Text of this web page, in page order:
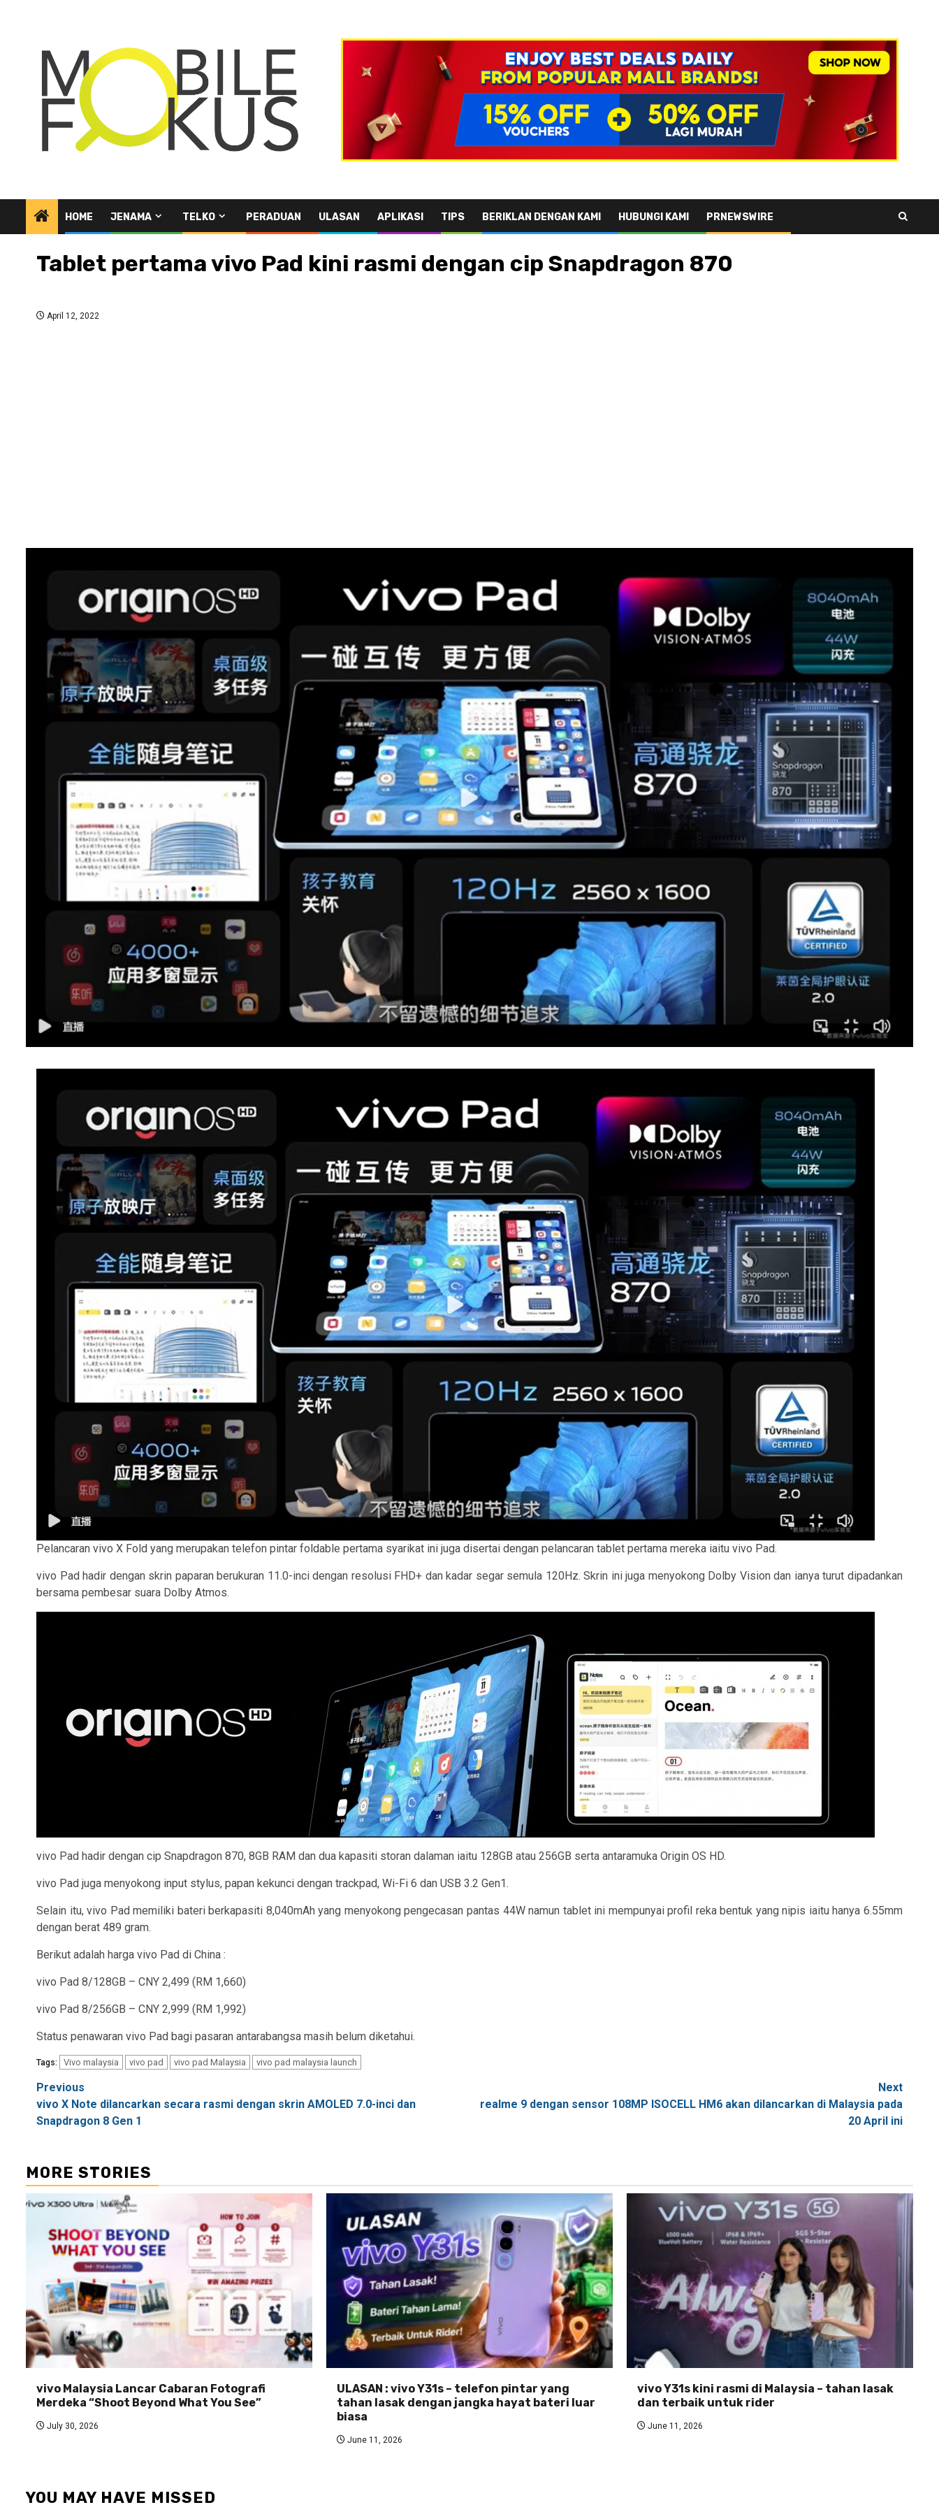
HOME JENAMA TELKO PERADUAN ULASAN APLIKASI TIPS BERIKLAN DENGAN KAMI HUBUNGI KAMI PRNEWSWIRE
Tablet pertama vivo Pad kini rasmi dengan cip Snapdragon 870
April 12, 2022
Pelancaran vivo X Fold yang merupakan telefon pintar foldable pertama syarikat ini juga disertai dengan pelancaran tablet pertama mereka iaitu vivo Pad.
vivo Pad hadir dengan skrin paparan berukuran 11.0-inci dengan resolusi FHD+ dan kadar segar semula 120Hz. Skrin ini juga menyokong Dolby Vision dan ianya turut dipadankan
bersama pembesar suara Dolby Atmos.
vivo Pad hadir dengan cip Snapdragon 870, 8GB RAM dan dua kapasiti storan dalaman iaitu 128GB atau 256GB serta antaramuka Origin OS HD.
vivo Pad juga menyokong input stylus, papan kekunci dengan trackpad, Wi-Fi 6 dan USB 3.2 Gen1.
Selain itu, vivo Pad memiliki bateri berkapasiti 8,040mAh yang menyokong pengecasan pantas 44W namun tablet ini mempunyai profil reka bentuk yang nipis iaitu hanya 6.55mm
dengan berat 489 gram.
Berikut adalah harga vivo Pad di China :
vivo Pad 8/128GB – CNY 2,499 (RM 1,660)
vivo Pad 8/256GB – CNY 2,999 (RM 1,992)
Status penawaran vivo Pad bagi pasaran antarabangsa masih belum diketahui.
Tags: Vivo malaysia vivo pad vivo pad Malaysia vivo pad malaysia launch
Post
navigation
Previous
vivo X Note dilancarkan secara rasmi dengan skrin AMOLED 7.0-inci dan
Snapdragon 8 Gen 1
Next
realme 9 dengan sensor 108MP ISOCELL HM6 akan dilancarkan di Malaysia pada
20 April ini
MORE STORIES
vivo Malaysia Lancar Cabaran Fotografi
Merdeka “Shoot Beyond What You See”
July 30, 2026
ULASAN : vivo Y31s – telefon pintar yang
tahan lasak dengan jangka hayat bateri luar
biasa
June 11, 2026
vivo Y31s kini rasmi di Malaysia – tahan lasak
dan terbaik untuk rider
June 11, 2026
YOU MAY HAVE MISSED